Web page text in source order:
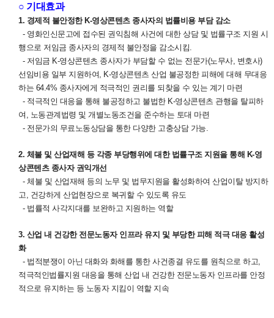
○ 기대효과
1. 경제적 불안정한 K-영상콘텐츠 종사자의 법률비용 부담 감소
- 영화인신문고에 접수된 권익침해 사건에 대한 상담 및 법률구조 지원 시
행으로 저임금 종사자의 경제적 불안정을 감소시킴.
- 저임금 K-영상콘텐츠 종사자가 부담할 수 없는 전문가(노무사, 변호사)
선임비용 일부 지원하여, K-영상콘텐츠 산업 불공정한 피해에 대해 무대응
하는 64.4% 종사자에게 적극적인 권리를 되찾을 수 있는 계기 마련
- 적극적인 대응을 통해 불공정하고 불법한 K-영상콘텐츠 관행을 탈피하
여, 노동관계법령 및 개별노동조건을 준수하는 토대 마련
- 전문가의 무료노동상담을 통한 다양한 고충상담 가능.
2. 체불 및 산업재해 등 각종 부당행위에 대한 법률구조 지원을 통해 K-영
상콘텐츠 종사자 권익개선
- 체불 및 산업재해 등의 노무 및 법무지원을 활성화하여 산업이탈 방지하
고, 건강하게 산업현장으로 복귀할 수 있도록 유도
- 법률적 사각지대를 보완하고 지원하는 역할
3. 산업 내 건강한 전문노동자 인프라 유지 및 부당한 피해 적극 대응 활성
화
- 법적분쟁이 아닌 대화와 화해를 통한 사건종결 유도를 원칙으로 하고,
적극적인법률지원 대응을 통해 산업 내 건강한 전문노동자 인프라를 안정
적으로 유지하는 등 노동자 지킴이 역할 지속